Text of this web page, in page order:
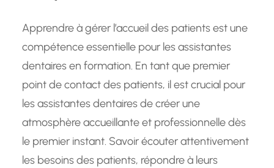
Apprendre à gérer l’accueil des patients est une
compétence essentielle pour les assistantes
dentaires en formation. En tant que premier
point de contact des patients, il est crucial pour
les assistantes dentaires de créer une
atmosphère accueillante et professionnelle dès
le premier instant. Savoir écouter attentivement
les besoins des patients, répondre à leurs